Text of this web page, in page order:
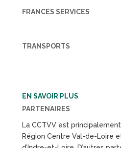
FRANCES SERVICES
TRANSPORTS
EN SAVOIR PLUS
PARTENAIRES
La CCTVV est
Région Centre Val-de-Loire